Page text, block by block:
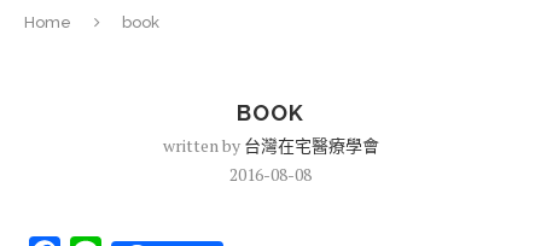
Home book
BOOK
written by 台灣在宅醫療學會
2016-08-08